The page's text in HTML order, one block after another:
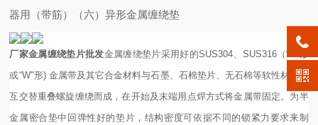
器用（带筋）
（六）异形金属缠绕垫
厂家金属缠绕垫片批发金属缠绕垫片采用好的SUS304、SUS316（“V"形
或“W"形) 金属带及其它合金材料与石墨、石棉垫片、无石棉等软性材料相
互交替重叠螺旋缠绕而成，在开始及末端用点焊方式将金属带固定。为半
金属密合垫中回弹性好的垫片，结构密度可依据不同的锁紧力要求来制